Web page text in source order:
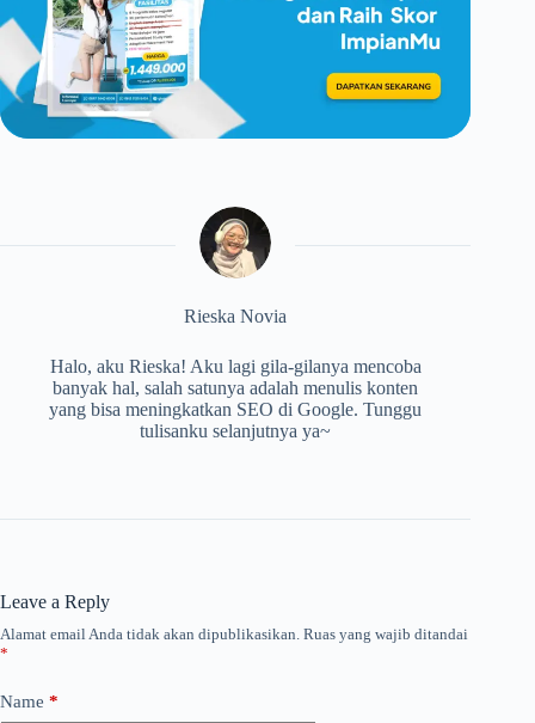
Rieska Novia
Halo, aku Rieska! Aku lagi gila-gilanya mencoba
banyak hal, salah satunya adalah menulis konten
yang bisa meningkatkan SEO di Google. Tunggu
tulisanku selanjutnya ya~
Leave a Reply
Alamat email Anda tidak akan dipublikasikan. Ruas yang wajib ditandai
*
Name *